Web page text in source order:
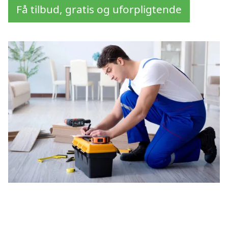
Få tilbud, gratis og uforpligtende